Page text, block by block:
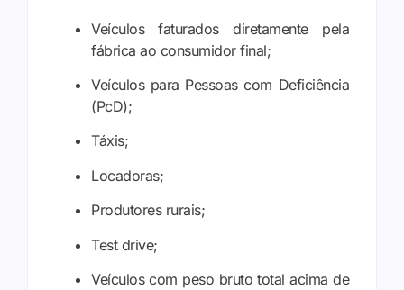
Veículos faturados diretamente pela
fábrica ao consumidor final;
Veículos para Pessoas com Deficiência
(PcD);
Táxis;
Locadoras;
Produtores rurais;
Test drive;
Veículos com peso bruto total acima de